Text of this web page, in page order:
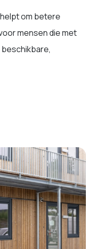
om betere
mensen die met